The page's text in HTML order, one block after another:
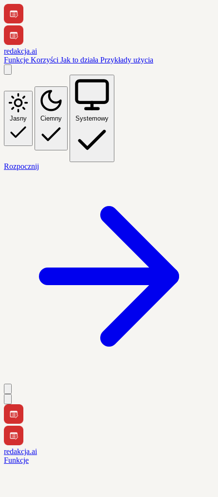
redakcja.ai
Funkcje Korzyści Jak to działa Przykłady użycia
Jasny Ciemny Systemowy
Rozpocznij
redakcja.ai
Funkcje